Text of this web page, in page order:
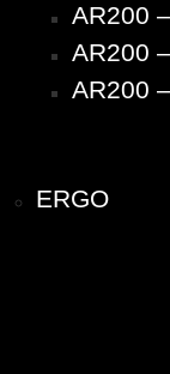
AR200
AR200
AR200
ERGO